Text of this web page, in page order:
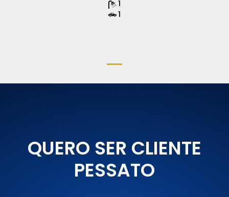
1
1
QUERO SER CLIENTE
PESSATO